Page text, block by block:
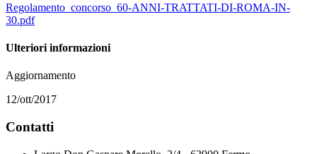
Regolamento_concorso_60-ANNI-TRATTATI-DI-ROMA-IN-
30.pdf
Ulteriori informazioni
Aggiornamento
12/ott/2017
Contatti